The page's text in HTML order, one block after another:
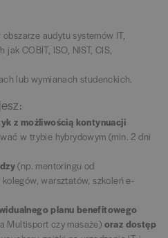
audytu systemów IT,
COBIT, ISO, NIST, CIS,
lub wymianach studenckich.
z możliwością kontynuacji
w trybie hybrydowym (min. 2 dni
(np. mentoringu od
warsztatów, szkoleń e-
planu benefitowego
Multisport czy masaże) oraz dostęp